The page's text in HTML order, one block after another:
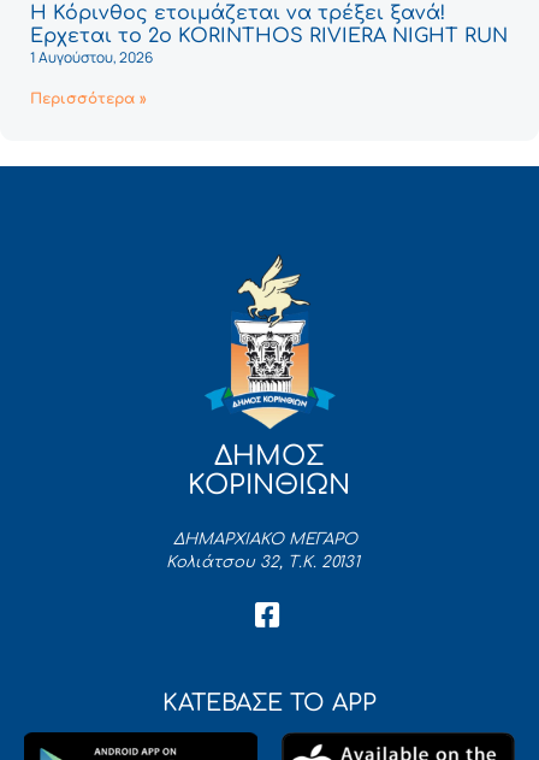
Η Κόρινθος ετοιμάζεται να τρέξει ξανά!
Έρχεται το 2ο KORINTHOS RIVIERA NIGHT RUN
1 Αυγούστου, 2026
Περισσότερα »
ΔΗΜΟΣ
ΚΟΡΙΝΘΙΩΝ
ΔΗΜΑΡΧΙΑΚΟ ΜΕΓΑΡΟ
Κολιάτσου 32, Τ.Κ. 20131
ΚΑΤΕΒΑΣΕ ΤΟ APP